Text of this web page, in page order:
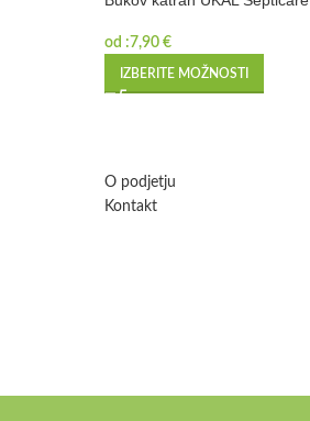
od :7,90 €
IZBERITE MOŽNOSTI
O podjetju
Kontakt